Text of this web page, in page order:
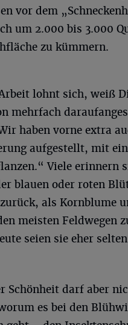
vor dem
um 2.000 bis 3.000
zu kümmern.
lohnt sich, weiß
mehrfach
haben vorne extra
aufgestellt, mit
Viele erinnern
blauen oder roten
als Kornblume
meisten Feldwegen
seien sie eher
Schönheit darf aber
es bei den